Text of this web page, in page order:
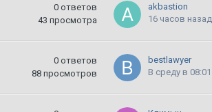
0 ответов
43 просмотра
akbastion
16 часов назад
0 ответов
88 просмотров
bestlawyer
В среду в 08:01